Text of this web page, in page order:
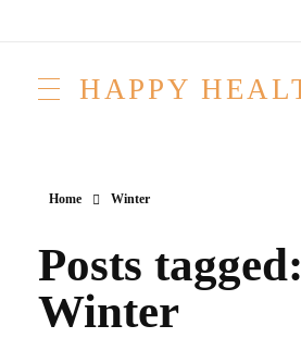
Home Winter
Posts tagged:
Winter